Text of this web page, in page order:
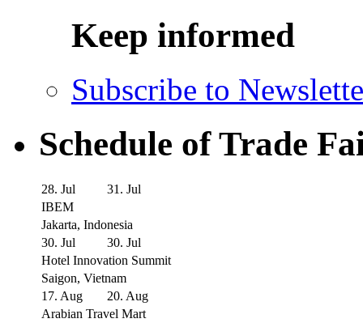
Keep informed
Subscribe to
Schedule of Trade
28. Jul
31. Jul
IBEM
Jakarta, Indonesia
30. Jul
30. Jul
Hotel Innovation Summit
Saigon, Vietnam
17. Aug
20. Aug
Arabian Travel Mart